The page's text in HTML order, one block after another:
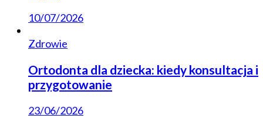
10/07/2026
Zdrowie
Ortodonta dla dziecka: kiedy konsultacja i
przygotowanie
23/06/2026